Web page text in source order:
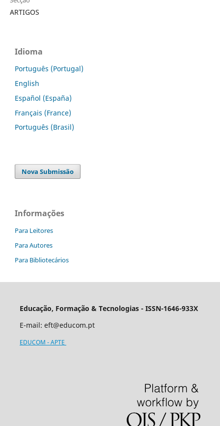
ARTIGOS
Idioma
Português (Portugal)
English
Español (España)
Français (France)
Português (Brasil)
Nova Submissão
Informações
Para Leitores
Para Autores
Para Bibliotecários
Educação, Formação & Tecnologias - ISSN-1646-933X
E-mail: eft@educom.pt
EDUCOM - APTE